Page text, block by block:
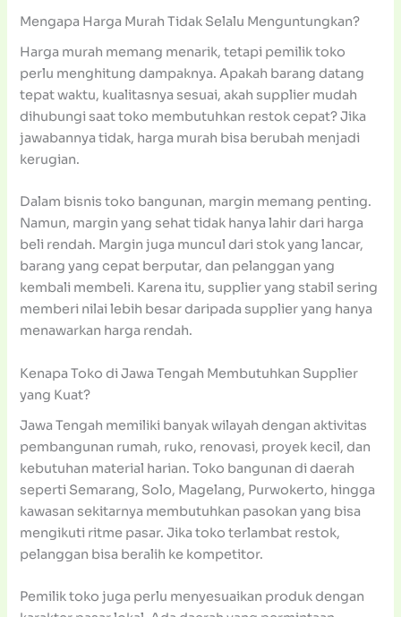
Mengapa Harga Murah Tidak Selalu Menguntungkan?
Harga murah memang menarik, tetapi pemilik toko
perlu menghitung dampaknya. Apakah barang datang
tepat waktu, kualitasnya sesuai, akah supplier mudah
dihubungi saat toko membutuhkan restok cepat? Jika
jawabannya tidak, harga murah bisa berubah menjadi
kerugian.
Dalam bisnis toko bangunan, margin memang penting.
Namun, margin yang sehat tidak hanya lahir dari harga
beli rendah. Margin juga muncul dari stok yang lancar,
barang yang cepat berputar, dan pelanggan yang
kembali membeli. Karena itu, supplier yang stabil sering
memberi nilai lebih besar daripada supplier yang hanya
menawarkan harga rendah.
Kenapa Toko di Jawa Tengah Membutuhkan Supplier
yang Kuat?
Jawa Tengah memiliki banyak wilayah dengan aktivitas
pembangunan rumah, ruko, renovasi, proyek kecil, dan
kebutuhan material harian. Toko bangunan di daerah
seperti Semarang, Solo, Magelang, Purwokerto, hingga
kawasan sekitarnya membutuhkan pasokan yang bisa
mengikuti ritme pasar. Jika toko terlambat restok,
pelanggan bisa beralih ke kompetitor.
Pemilik toko juga perlu menyesuaikan produk dengan